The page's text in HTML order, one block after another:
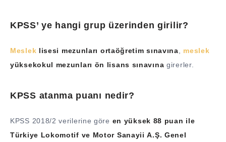
KPSS’ ye hangi grup üzerinden girilir?
Meslek lisesi mezunları ortaöğretim sınavına
meslek
yüksekokul mezunları ön lisans sınavına girerler.
KPSS atanma puanı nedir?
KPSS 2018/2 verilerine göre en yüksek 88 puan ile
Türkiye Lokomotif ve Motor Sanayii A.Ş. Genel